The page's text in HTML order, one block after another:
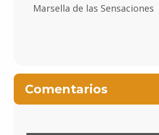
Marsella de las Sensaciones
Comentarios